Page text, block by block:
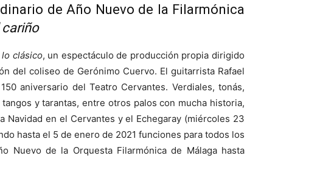
de Año Nuevo de la Filarmónica
clásico, un espectáculo de producción propia dirigido
del coliseo de Gerónimo Cuervo. El guitarrista Rafael
aniversario del Teatro Cervantes. Verdiales, tonás,
y tarantas, entre otros palos con mucha historia,
en el Cervantes y el Echegaray (miércoles 23
hasta el 5 de enero de 2021 funciones para todos los
Nuevo de la Orquesta Filarmónica de Málaga hasta